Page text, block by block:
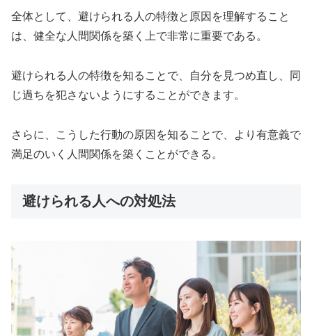
全体として、避けられる人の特徴と原因を理解すること
は、健全な人間関係を築く上で非常に重要である。
避けられる人の特徴を知ることで、自分を見つめ直し、同
じ過ちを犯さないようにすることができます。
さらに、こうした行動の原因を知ることで、より有意義で
満足のいく人間関係を築くことができる。
避けられる人への対処法